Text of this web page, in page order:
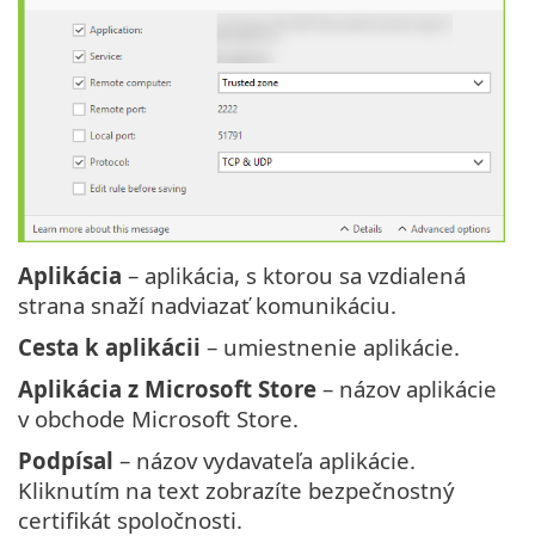
Aplikácia – aplikácia, s ktorou sa vzdialená
strana snaží nadviazať komunikáciu.
Cesta k aplikácii – umiestnenie aplikácie.
Aplikácia z Microsoft Store – názov aplikácie
v obchode Microsoft Store.
Podpísal – názov vydavateľa aplikácie.
Kliknutím na text zobrazíte bezpečnostný
certifikát spoločnosti.